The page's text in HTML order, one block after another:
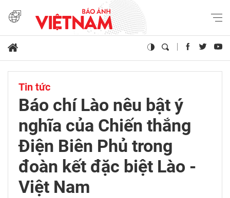
Tin tức
Báo chí Lào nêu bật ý
nghĩa của Chiến thắng
Điện Biên Phủ trong
đoàn kết đặc biệt Lào -
Việt Nam